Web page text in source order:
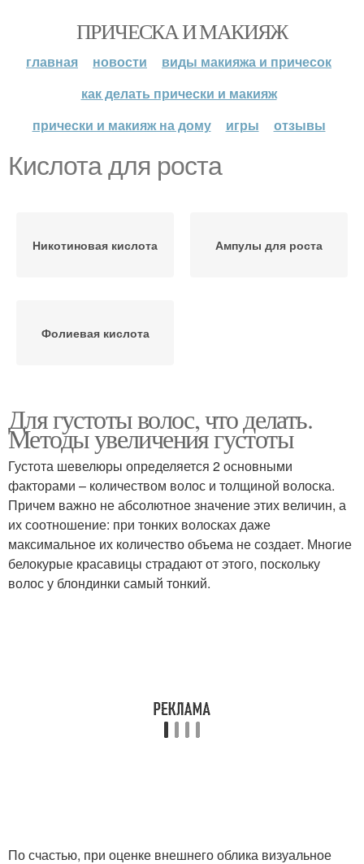
ПРИЧЕСКА И МАКИЯЖ
главная новости
виды макияжа и причесок
как делать прически и макияж
прически и макияж на дому
игры отзывы
Кислота для роста
Никотиновая кислота Ампулы для роста
Фолиевая кислота
Для густоты волос, что делать.
Методы увеличения густоты
Густота шевелюры определяется 2 основными
факторами – количеством волос и толщиной волоска.
Причем важно не абсолютное значение этих величин, а
их соотношение: при тонких волосках даже
максимальное их количество объема не создает. Многие
белокурые красавицы страдают от этого, поскольку
волос у блондинки самый тонкий.
По счастью, при оценке внешнего облика визуальное